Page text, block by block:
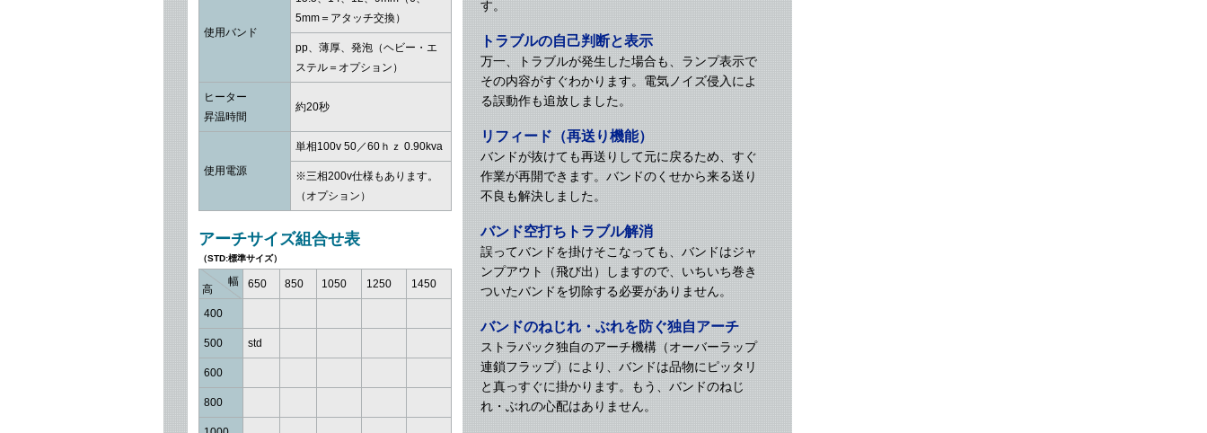
使用バンド
5mm＝アタッチ交換）
pp、薄厚、発泡（ヘビー・エ
ステル＝オプション）
ヒーター
昇温時間
約20秒
使用電源
単相100v 50／60ｈｚ 0.90kva
※三相200v仕様もあります。
（オプション）
アーチサイズ組合せ表
（STD:標準サイズ）
幅
高 650 850 1050 1250 1450
400
500 std
600
800
す。
トラブルの自己判断と表示
万一、トラブルが発生した場合も、ランプ表示で
その内容がすぐわかります。電気ノイズ侵入によ
る誤動作も追放しました。
リフィード（再送り機能）
バンドが抜けても再送りして元に戻るため、すぐ
作業が再開できます。バンドのくせから来る送り
不良も解決しました。
バンド空打ちトラブル解消
誤ってバンドを掛けそこなっても、バンドはジャ
ンプアウト（飛び出）しますので、いちいち巻き
ついたバンドを切除する必要がありません。
バンドのねじれ・ぶれを防ぐ独自アーチ
ストラパック独自のアーチ機構（オーバーラップ
連鎖フラップ）により、バンドは品物にピッタリ
と真っすぐに掛かります。もう、バンドのねじ
れ・ぶれの心配はありません。